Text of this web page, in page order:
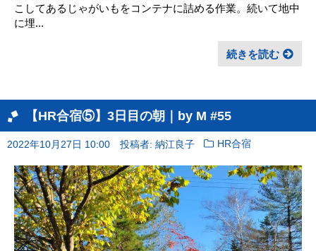
こしてあるじゃがいもをコンテナに詰める作業。続いて地中
に埋...
続きを読む
【HR合宿⑤】3日目の朝｜by M #55
2022年10月27日 10:00 投稿者: 納江良子 HR合宿